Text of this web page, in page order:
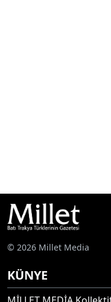
© 2026 Millet Media
KÜNYE